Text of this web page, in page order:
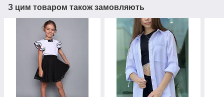
З цим товаром також замовляють